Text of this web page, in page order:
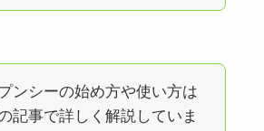
ンシーの始め方や使い方は
記事で詳しく解説していま